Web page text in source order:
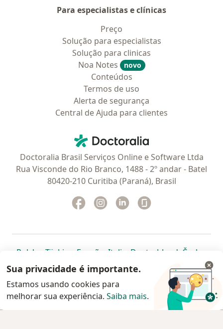
Para especialistas e clínicas
Preço
Solução para especialistas
Solução para clinicas
Noa Notes
novo
Conteúdos
Termos de uso
Alerta de segurança
Central de Ajuda para clientes
Doctoralia - Homepage
Doctoralia Brasil Serviços Online e Software Ltda
Rua Visconde do Rio Branco, 1488 - 2º andar - Batel
80420-210 Curitiba (Paraná), Brasil
Facebook
abre num novo separador
Instagram
abre num novo separador
Linkedin
abre num novo
Polska abre num novo separador
Türkiye abre num novo separador
España abre num novo separador
Italia abre num novo
Deutschlandabre num
Česko
Portugal abre num novo separador
, México abre num novo separador
, abre num novo separador
Brasil abre num novoabre num
abre
Colombia abre num novo
www.doctoralia.com.br © 2026 - Agende agora sua
Sua privacidade é importante.
Estamos usando cookies para
melhorar sua experiência. Saiba mais.